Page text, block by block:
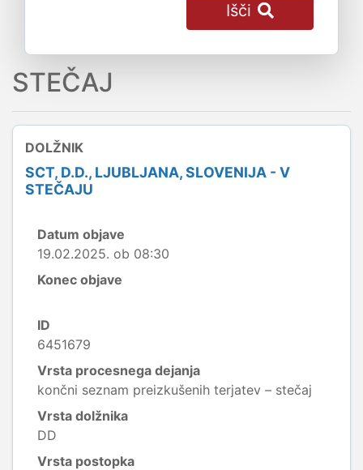
Išči
STEČAJ
DOLŽNIK
SCT, D.D., LJUBLJANA, SLOVENIJA - V
STEČAJU
Datum objave
19.02.2025. ob 08:30
Konec objave
ID
6451679
Vrsta procesnega dejanja
končni seznam preizkušenih terjatev – stečaj
Vrsta dolžnika
DD
Vrsta postopka